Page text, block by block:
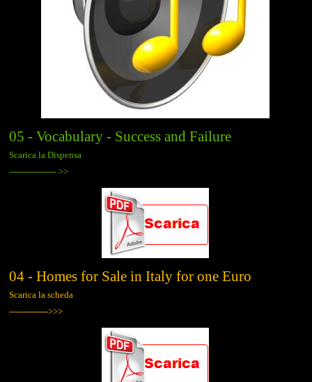
05 - Vocabulary - Success and Failure
Scarica la Dispensa
----------------- >>
04 - Homes for Sale in Italy for one Euro
Scarica la scheda
-------------->>>